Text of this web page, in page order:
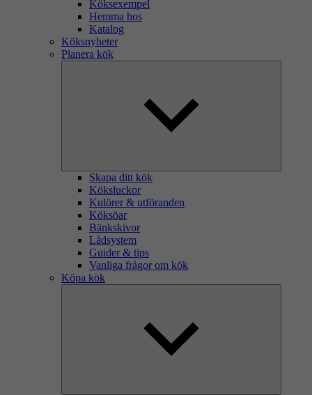
Köksexempel
Hemma hos
Katalog
Köksnyheter
Planera kök
Skapa ditt kök
Köksluckor
Kulörer & utföranden
Köksöar
Bänkskivor
Lådsystem
Guider & tips
Vanliga frågor om kök
Köpa kök